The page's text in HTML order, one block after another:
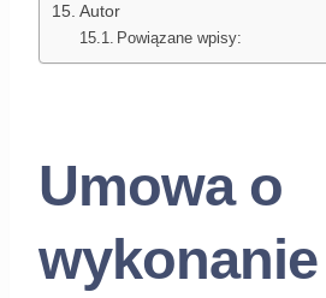
Autor
Powiązane wpisy:
Umowa o
wykonanie